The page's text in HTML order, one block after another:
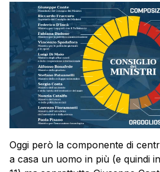
Oggi però la componente di
a casa un uomo in più (e quindi